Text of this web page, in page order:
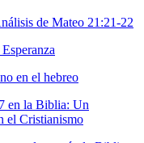
de Mateo 21:21-22
en el hebreo
en la Biblia: Un
el Cristianismo